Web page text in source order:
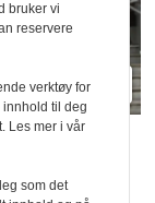
bruker vi
reservere
verktøy for
til deg
Les mer i vår
som det